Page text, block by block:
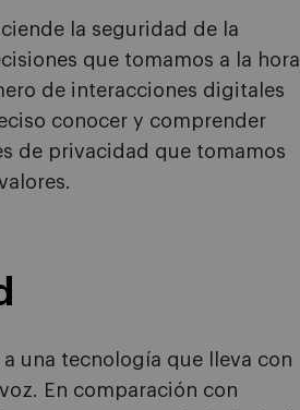
la seguridad de la
que tomamos a la hora
de interacciones digitales
conocer y comprender
de privacidad que tomamos
una tecnología que lleva con
En comparación con